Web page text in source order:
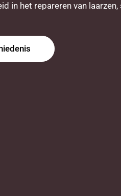
in het repareren van laarzen,